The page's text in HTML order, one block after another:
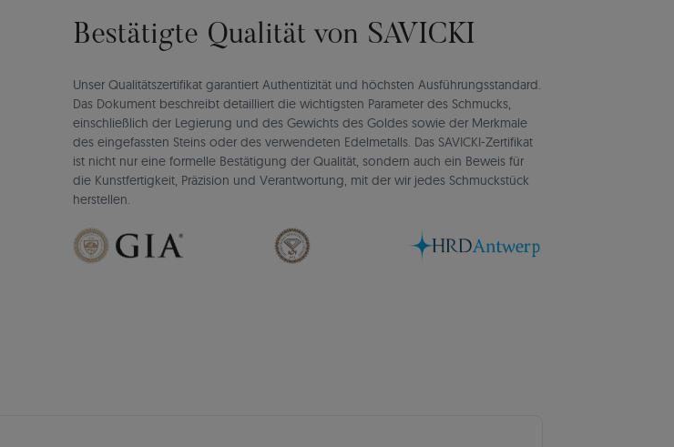
Bestätigte Qualität von SAVICKI
Unser Qualitätszertifikat garantiert Authentizität und höchsten Ausführungsstandard.
Das Dokument beschreibt detailliert die wichtigsten Parameter des Schmucks,
einschließlich der Legierung und des Gewichts des Goldes sowie der Merkmale
des eingefassten Steins oder des verwendeten Edelmetalls. Das SAVICKI-Zertifikat
ist nicht nur eine formelle Bestätigung der Qualität, sondern auch ein Beweis für
die Kunstfertigkeit, Präzision und Verantwortung, mit der wir jedes Schmuckstück
herstellen.